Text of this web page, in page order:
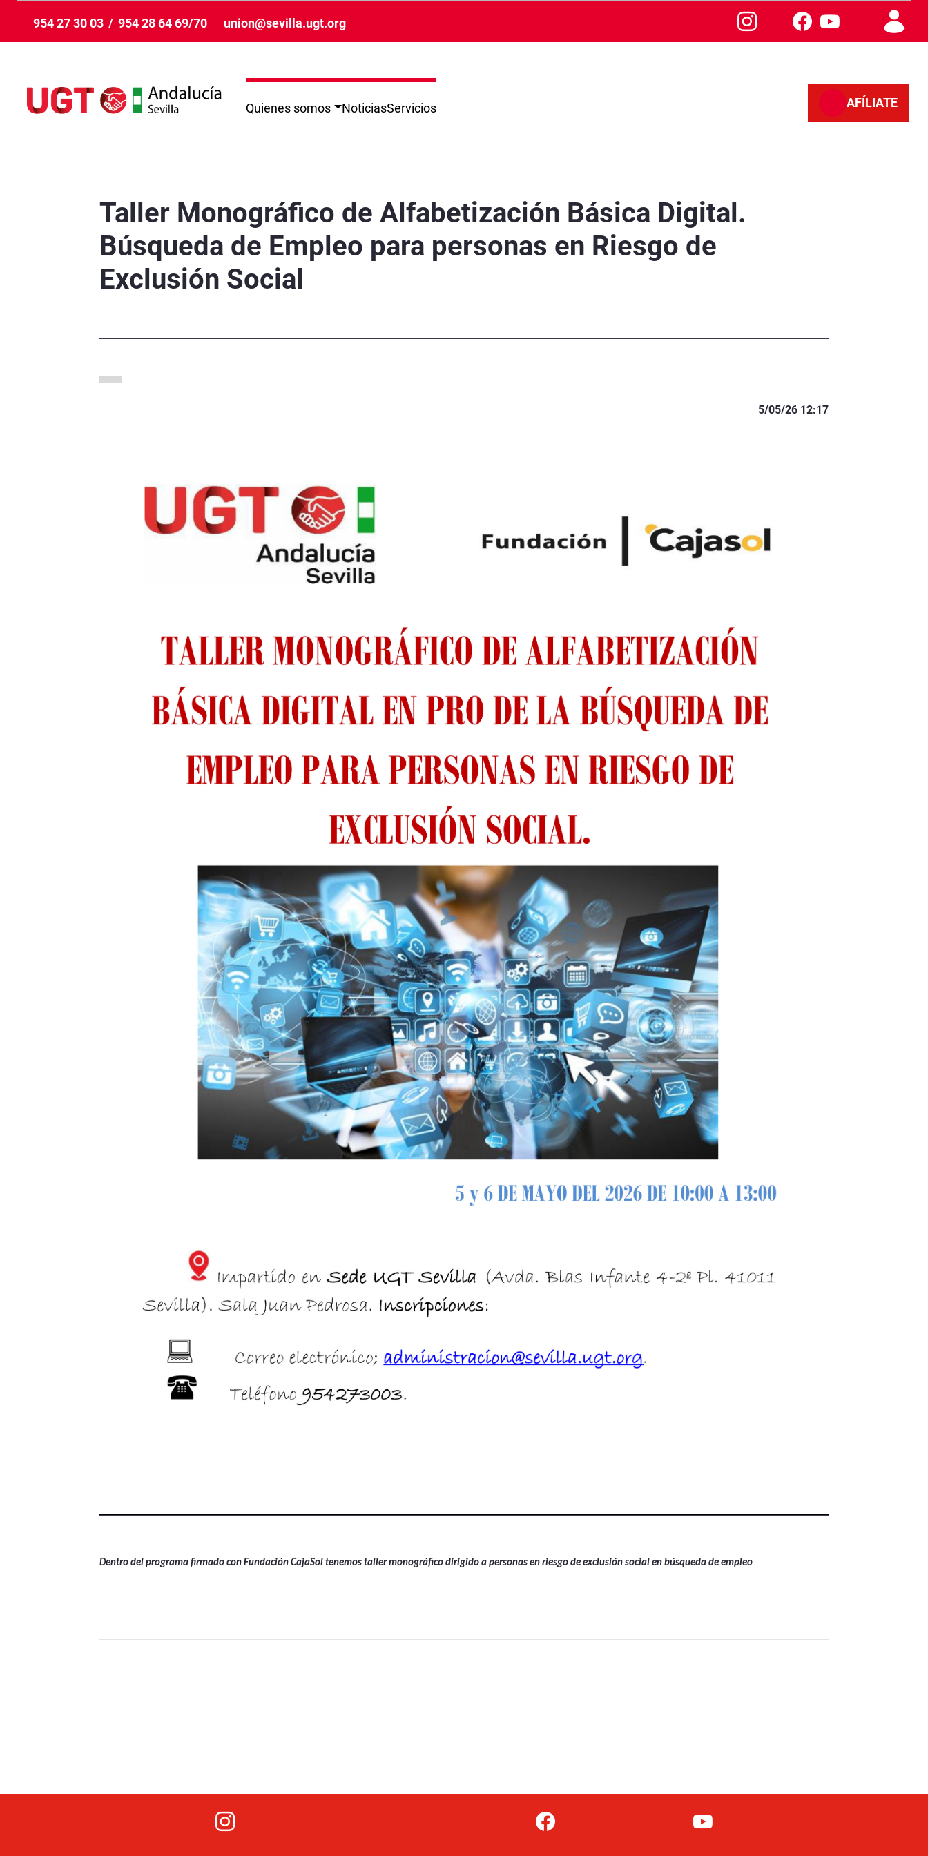
954 27 30 03 / 954 28 64 69/70 union@sevilla.ugt.org
Quienes somos NoticiasServicios AFÍLIATE
Taller Monográfico de Alfabetización Básica Digital.
Búsqueda de Empleo para personas en Riesgo de
Exclusión Social
5/05/26 12:17
Dentro del programa firmado con Fundación CajaSol tenemos taller monográfico dirigido a personas en riesgo de exclusión social en búsqueda de empleo